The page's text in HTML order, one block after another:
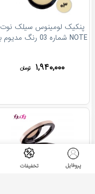
پنکیک لومینوس سیلک نوت
NOTE شماره 03 رنگ مدیوم بژ
۱,۹۴۰,۰۰۰ تومان
پروفایل تخفیفات